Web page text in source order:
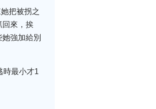
把被拐之
回來，挨
強加給別
時最小才1